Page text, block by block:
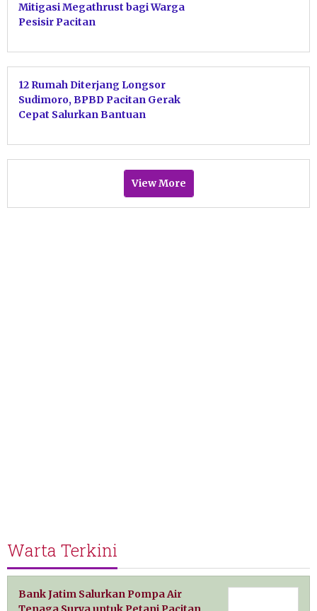
Mitigasi Megathrust bagi Warga
Pesisir Pacitan
12 Rumah Diterjang Longsor
Sudimoro, BPBD Pacitan Gerak
Cepat Salurkan Bantuan
View More
Warta Terkini
Bank Jatim Salurkan Pompa Air